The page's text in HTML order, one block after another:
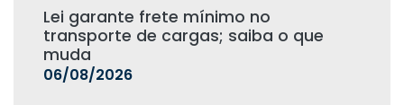
Lei garante frete mínimo no
transporte de cargas; saiba o que
muda
06/08/2026